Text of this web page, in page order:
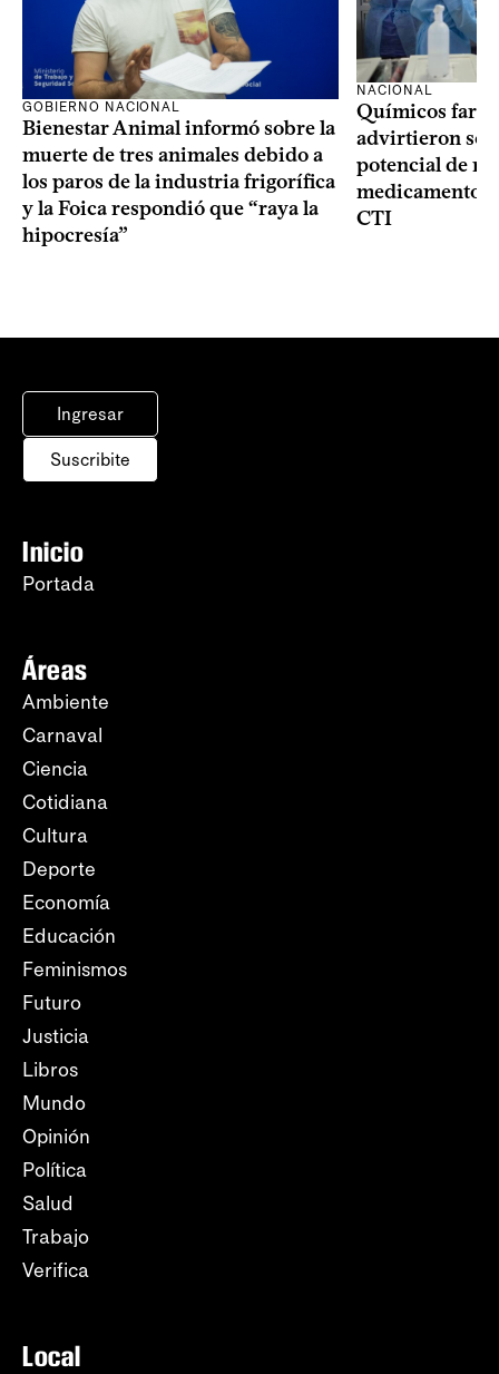
GOBIERNO NACIONAL
Bienestar Animal informó sobre la
muerte de tres animales debido a
los paros de la industria frigorífica
y la Foica respondió que “raya la
hipocresía”
NACIONAL
Químicos
advirtieron
potencial de
medicamentos
CTI
Ingresar
Suscribite
Inicio
Portada
Áreas
Ambiente
Carnaval
Ciencia
Cotidiana
Cultura
Deporte
Economía
Educación
Feminismos
Futuro
Justicia
Libros
Mundo
Opinión
Política
Salud
Trabajo
Verifica
Local